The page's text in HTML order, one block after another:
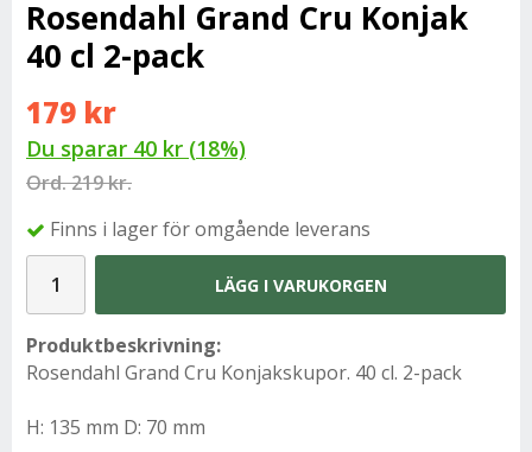
Rosendahl Grand Cru Konjak
40 cl 2-pack
179 kr
Du sparar 40 kr (18%)
Ord.219 kr.
Finns i lager för omgående leverans
LÄGG I VARUKORGEN
Produktbeskrivning:
Rosendahl Grand Cru Konjakskupor. 40 cl. 2-pack
H: 135 mm D: 70 mm